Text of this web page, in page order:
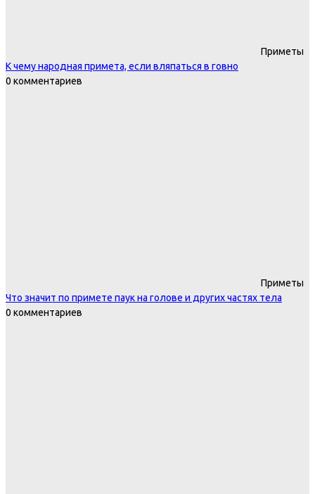
Приметы
К чему народная примета, если вляпаться в говно
0 комментариев
Приметы
Что значит по примете паук на голове и других частях тела
0 комментариев